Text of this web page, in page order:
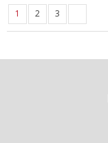
1 2 3